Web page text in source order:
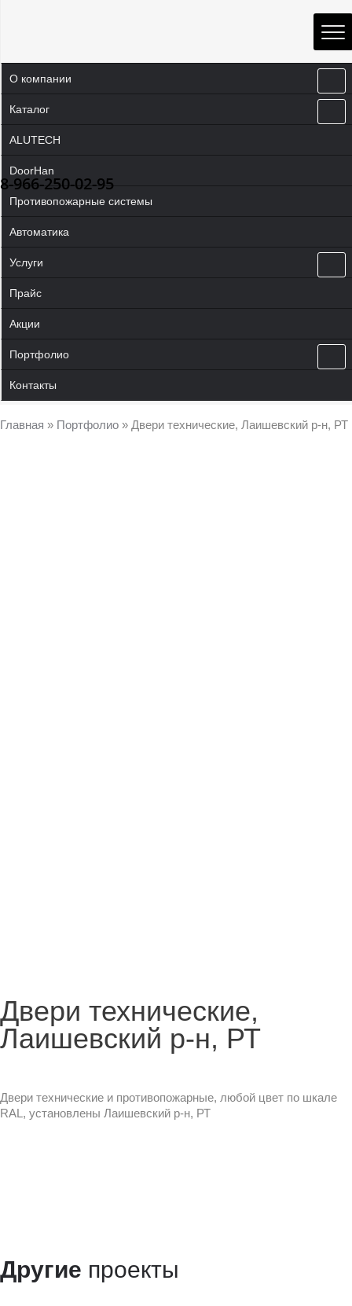
О компании
Каталог
ALUTECH
DoorHan
Противопожарные системы
Автоматика
Услуги
Прайс
Акции
Портфолио
Контакты
8-966-250-02-95
Главная » Портфолио » Двери технические, Лаишевский р-н, РТ
Двери технические,
Лаишевский р-н, РТ
Двери технические и противопожарные, любой цвет по шкале
RAL, установлены Лаишевский р-н, РТ
Другие проекты